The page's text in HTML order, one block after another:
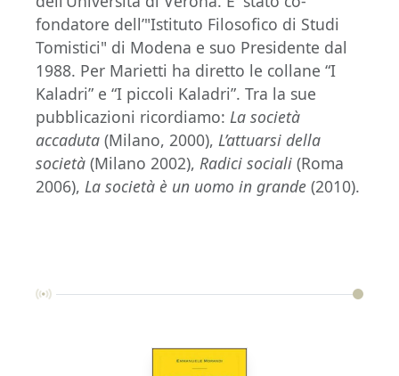
fondatore dell’"Istituto Filosofico di Studi
Tomistici" di Modena e suo Presidente dal
1988. Per Marietti ha diretto le collane “I
Kaladri” e “I piccoli Kaladri”. Tra la sue
pubblicazioni ricordiamo: La società
accaduta (Milano, 2000), L’attuarsi della
società (Milano 2002), Radici sociali (Roma
2006), La società è un uomo in grande (2010).